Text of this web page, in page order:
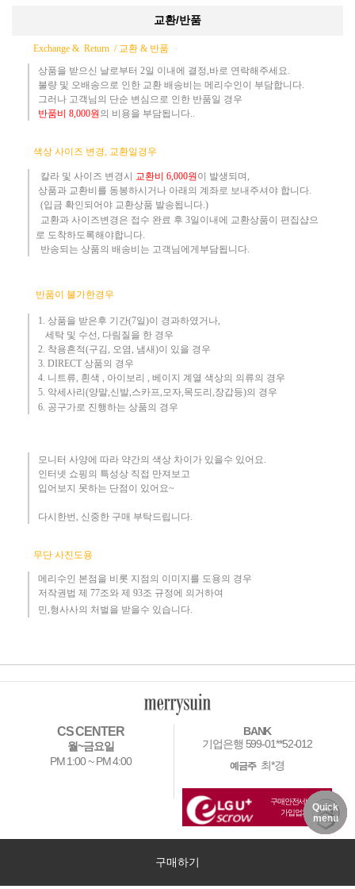
교환/반품
Exchange & Return / 교환 & 반품
상품을 받으신 날로부터 2일 이내에 결정,바로 연락해주세요.
불량 및 오배송으로 인한 교환 배송비는 메리수인이 부담합니다.
그러나 고객님의 단순 변심으로 인한 반품일 경우
반품비 8,000원 의 비용을 부담됩니다..
색상 사이즈 변경, 교환일경우
칼라 및 사이즈 변경시 교환비 6,000원 이 발생되며,
상품과 교환비를 동봉하시거나 아래의 계좌로 보내주셔야 합니다.
(입금 확인되어야 교환상품 발송됩니다.)​
교환과 사이즈변경은 접수 완료 후 3일이내에 교환상품이 편집샵으
로 도착하도록해야합니다.
​ 반송되는 상품의 배송비는 고객님에게부담됩니다.
반품이 불가한경우
1. 상품을 받은후 기간(7일)이 경과하였거나,
세탁 및 수선, 다림질을 한 경우
2. 착용흔적(구김, 오염, 냄새)이 있을 경우
3. DIRECT 상품의 경우
4. 니트류, 흰색 , 아이보리 , 베이지 계열 색상의 의류의 경우
​5. 악세사리(양말,신발,스카프,모자,목도리,장갑등)의 경우
6. 공구가로 진행하는 상품의 경우​
모니터 사양에 따라 약간의 색상 차이가 있을수 있어요.
인터넷 쇼핑의 특성상 직접 만져보고
입어보지 못하는 단점이 있어요~
다시한번, 신중한 구매 부탁드립니다.
무단 사진도용
메리수인 본점을 비롯 지점의 이미지를 도용의 경우​
저작권법 제 77조와 제 93조 규정에 의거하여
민,형사사의 처벌을 받을수 있습니다.
구매하기
CS CENTER
월~금요일
PM 1:00 ~ PM 4:00
BANK
기업은행 599-01**52-012
예금주최*경
구매안전서비스
가입업체
전남 무안군 일로읍 오남로28길 merrysuin
NOTICE
MY PAGE
DELIVERY
Quick
menu